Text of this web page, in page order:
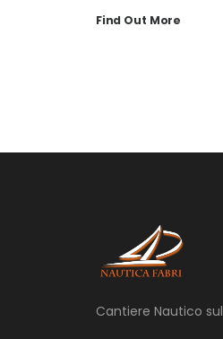
Find Out More
Cantiere Nautico